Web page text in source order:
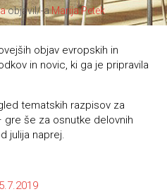
objavil/-aMarija Petek
objav evropskih in
in novic, ki ga je pripravila
tematskih razpisov za
gre še za osnutke delovnih
julija naprej.